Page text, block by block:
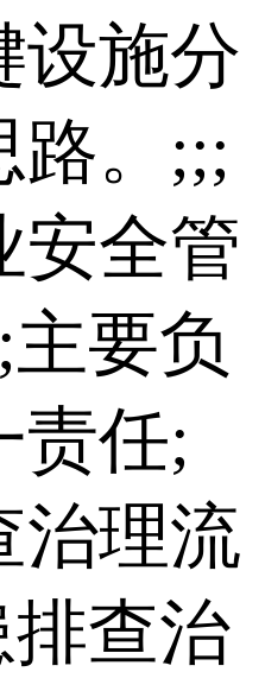
设施分
路。;;;
安全管
要负
责任;
治理流
查治